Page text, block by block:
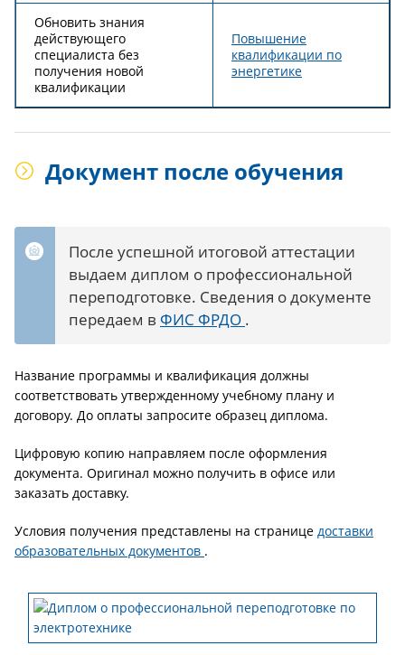
Обновить знания
действующего
специалиста без
получения новой
квалификации
Повышение
квалификации по
энергетике
Документ после обучения
После успешной итоговой аттестации
выдаем диплом о профессиональной
переподготовке. Сведения о документе
передаем в ФИС ФРДО .
Название программы и квалификация должны
соответствовать утвержденному учебному плану и
договору. До оплаты запросите образец диплома.
Цифровую копию направляем после оформления
документа. Оригинал можно получить в офисе или
заказать доставку.
Условия получения представлены на странице доставки
образовательных документов .